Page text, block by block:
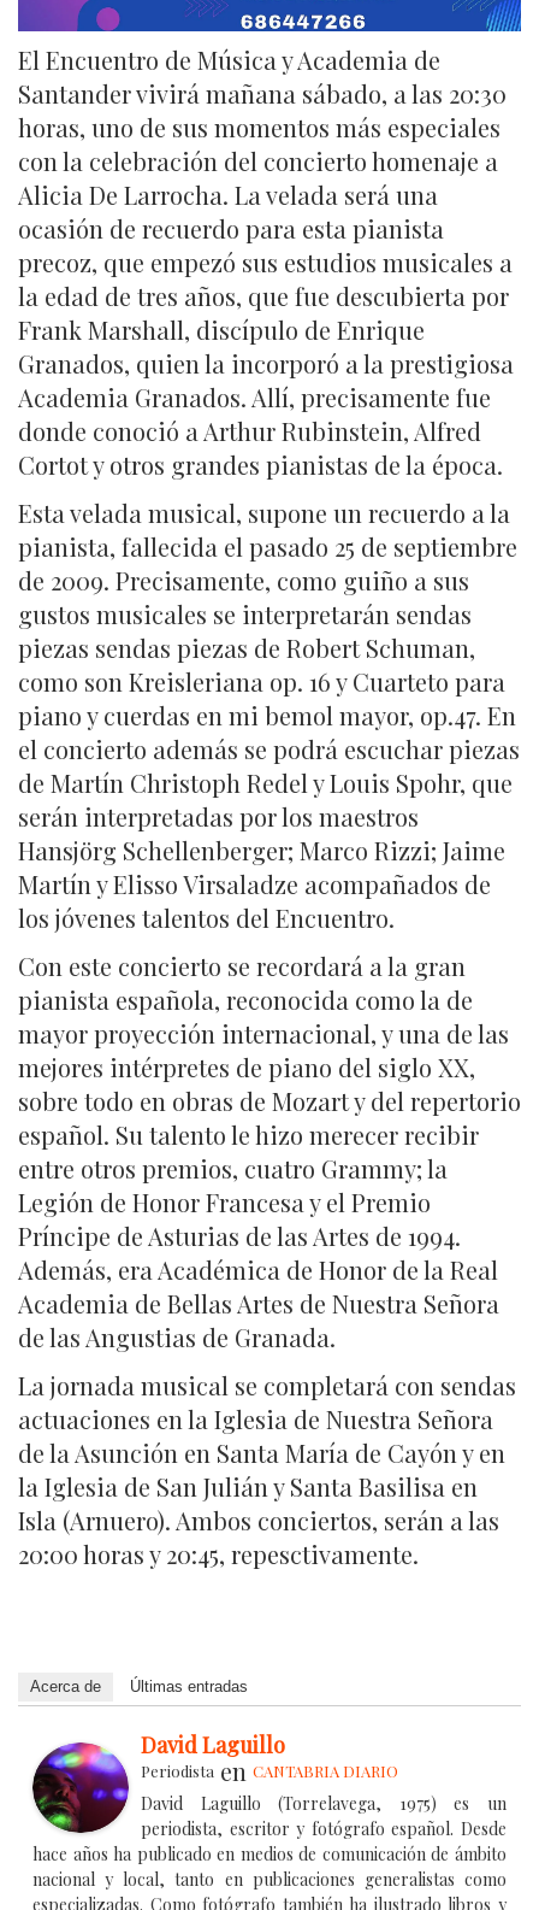
El Encuentro de Música y Academia de
Santander vivirá mañana sábado, a las 20:30
horas, uno de sus momentos más especiales
con la celebración del concierto homenaje a
Alicia De Larrocha. La velada será una
ocasión de recuerdo para esta pianista
precoz, que empezó sus estudios musicales a
la edad de tres años, que fue descubierta por
Frank Marshall, discípulo de Enrique
Granados, quien la incorporó a la prestigiosa
Academia Granados. Allí, precisamente fue
donde conoció a Arthur Rubinstein, Alfred
Cortot y otros grandes pianistas de la época.
Esta velada musical, supone un recuerdo a la
pianista, fallecida el pasado 25 de septiembre
de 2009. Precisamente, como guiño a sus
gustos musicales se interpretarán sendas
piezas sendas piezas de Robert Schuman,
como son Kreisleriana op. 16 y Cuarteto para
piano y cuerdas en mi bemol mayor, op.47. En
el concierto además se podrá escuchar piezas
de Martín Christoph Redel y Louis Spohr, que
serán interpretadas por los maestros
Hansjörg Schellenberger; Marco Rizzi; Jaime
Martín y Elisso Virsaladze acompañados de
los jóvenes talentos del Encuentro.
Con este concierto se recordará a la gran
pianista española, reconocida como la de
mayor proyección internacional, y una de las
mejores intérpretes de piano del siglo XX,
sobre todo en obras de Mozart y del repertorio
español. Su talento le hizo merecer recibir
entre otros premios, cuatro Grammy; la
Legión de Honor Francesa y el Premio
Príncipe de Asturias de las Artes de 1994.
Además, era Académica de Honor de la Real
Academia de Bellas Artes de Nuestra Señora
de las Angustias de Granada.
La jornada musical se completará con sendas
actuaciones en la Iglesia de Nuestra Señora
de la Asunción en Santa María de Cayón y en
la Iglesia de San Julián y Santa Basilisa en
Isla (Arnuero). Ambos conciertos, serán a las
20:00 horas y 20:45, repesctivamente.
Acerca de Últimas entradas
David Laguillo
Periodista en CANTABRIA DIARIO
David Laguillo (Torrelavega, 1975) es un
periodista, escritor y fotógrafo español. Desde
hace años ha publicado en medios de comunicación de ámbito
nacional y local, tanto en publicaciones generalistas como
especializadas. Como fotógrafo también ha ilustrado libros y